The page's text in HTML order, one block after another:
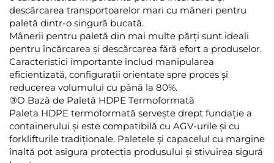
descărcarea transportoarelor mari cu mâneri pentru
paletă dintr-o singură bucată.
Mânerii pentru paletă din mai multe părți sunt ideali
pentru încărcarea și descărcarea fără efort a produselor.
Caracteristici importante includ manipularea
eficientizată, configurații orientate spre proces și
reducerea volumului cu până la 80%.
③O Bază de Paletă HDPE Termoformată
Paleta HDPE termoformată servește drept fundație a
containerului și este compatibilă cu AGV-urile și cu
forklifturile tradiționale. Paletele și capacelul cu margine
înaltă pot asigura protecția produsului și stivuirea sigură